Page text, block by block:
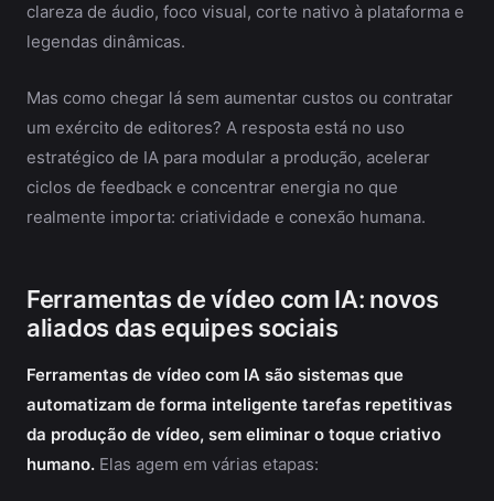
clareza de áudio, foco visual, corte nativo à plataforma e
legendas dinâmicas.
Mas como chegar lá sem aumentar custos ou contratar
um exército de editores? A resposta está no uso
estratégico de IA para modular a produção, acelerar
ciclos de feedback e concentrar energia no que
realmente importa: criatividade e conexão humana.
Ferramentas de vídeo com IA: novos
aliados das equipes sociais
Ferramentas de vídeo com IA são sistemas que
automatizam de forma inteligente tarefas repetitivas
da produção de vídeo, sem eliminar o toque criativo
humano. Elas agem em várias etapas: